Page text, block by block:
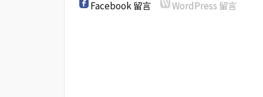
Facebook 留言 WordPress 留言